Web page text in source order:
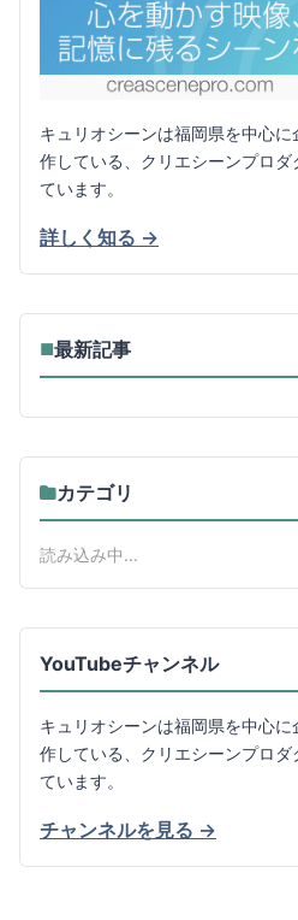
キュリオシーンは福岡県を中心
作している、クリエシーンプロ
ています。
詳しく知る →
■最新記事
カテゴリ
読み込み中...
YouTubeチャンネル
キュリオシーンは福岡県を中心
作している、クリエシーンプロ
ています。
チャンネルを見る →